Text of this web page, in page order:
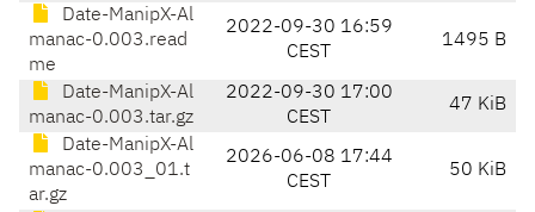
Date-ManipX-Al
manac-0.003.read
me
2022-09-30 16:59
CEST
1495 B
Date-ManipX-Al
manac-0.003.tar.gz
2022-09-30 17:00
CEST
47 KiB
Date-ManipX-Al
manac-0.003_01.t
ar.gz
2026-06-08 17:44
CEST
50 KiB